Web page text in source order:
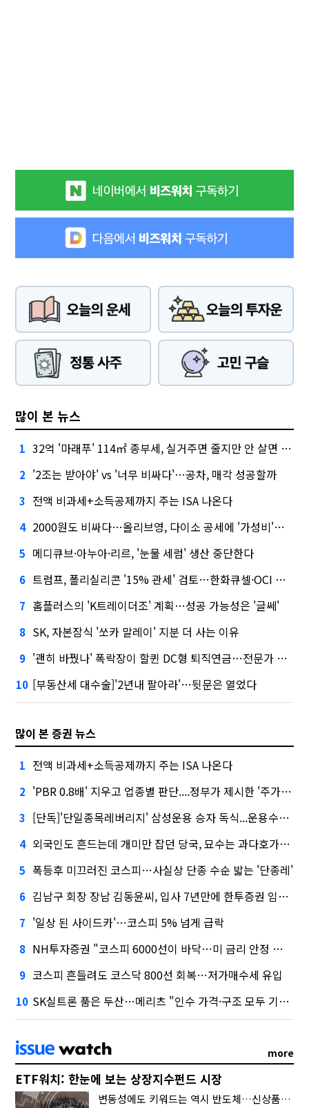
많이 본 뉴스
1 32억 '마래푸' 114㎡ 종부세, 실거주면 줄지만 안 살면 2.5배
2 '2조는 받아야' vs '너무 비싸다'…공차, 매각 성공할까
3 전액 비과세+소득공제까지 주는 ISA 나온다
4 2000원도 비싸다…올리브영, 다이소 공세에 '가성비'로 맞불
5 메디큐브·아누아·리르, '눈물 세럼' 생산 중단한다
6 트럼프, 폴리실리콘 '15% 관세' 검토…한화큐셀·OCI 영향은?
7 홈플러스의 'K트레이더조' 계획…성공 가능성은 '글쎄'
8 SK, 자본잠식 '쏘카 말레이' 지분 더 사는 이유
9 '괜히 바꿨나' 폭락장이 할퀸 DC형 퇴직연금…전문가 조언은
10 [부동산세 대수술]'2년내 팔아라'…뒷문은 열었다
많이 본 증권 뉴스
1 전액 비과세+소득공제까지 주는 ISA 나온다
2 'PBR 0.8배' 지우고 업종별 판단....정부가 제시한 '주가 누르기' 방지법
3 [단독]'단일종목레버리지' 삼성운용 승자 독식...운용수익 미래에셋의 6배
4 외국인도 흔드는데 개미만 잡던 당국, 묘수는 과다호가부담금?
5 폭등후 미끄러진 코스피…사실상 단종 수순 밟는 '단종레'
6 김남구 회장 장남 김동윤씨, 입사 7년만에 한투증권 임원 승진
7 '일상 된 사이드카'…코스피 5% 넘게 급락
8 NH투자증권 "코스피 6000선이 바닥…미 금리 안정 후 추가 회복"
9 코스피 흔들려도 코스닥 800선 회복…저가매수세 유입
10 SK실트론 품은 두산…메리츠 "인수 가격·구조 모두 기대 이상"
more
ETF워치: 한눈에 보는 상장지수펀드 시장
변동성에도 키워드는 역시 반도체…신상품은 우주·방산